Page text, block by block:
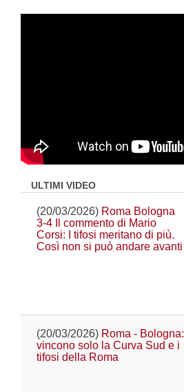
ULTIMI VIDEO
(20/03/2026) Roma Bologna
3-4 Il commento di Mario
Corsi: I tifosi meritano di più.
Così non si può andare avanti
(20/03/2026) Roma - Bologna:
vincono solo la Curva Sud e i
tifosi della Roma